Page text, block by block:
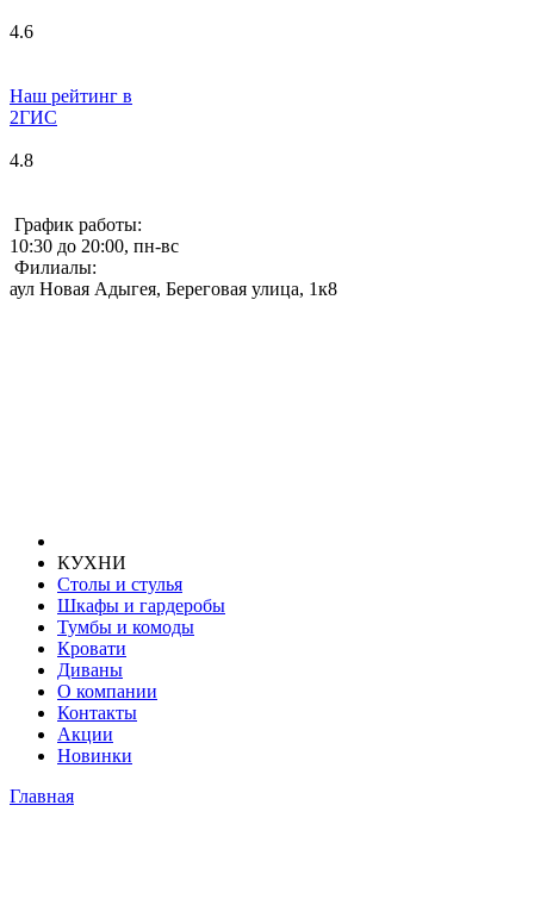
4.6
Наш рейтинг в
2ГИС
4.8
График работы:
10:30 до 20:00, пн-вс
Филиалы:
аул Новая Адыгея, Береговая улица, 1к8
КУХНИ
Столы и стулья
Шкафы и гардеробы
Тумбы и комоды
Кровати
Диваны
О компании
Контакты
Акции
Новинки
Главная